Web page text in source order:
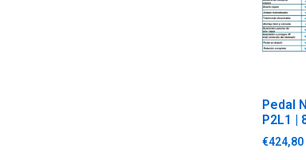
Pedal
P2L1 |
€424,80